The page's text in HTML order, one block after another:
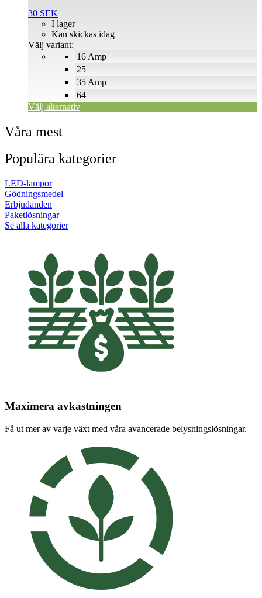
30 SEK
16 Amp
25
35 Amp
64
I lager
Kan skickas idag
Välj variant:
Välj alternativ
varianter.
olika
alternativen
Våra mest
Populära kategorier
LED-lampor
Gödningsmedel
Erbjudanden
Paketlösningar
Se alla kategorier
Maximera avkastningen
Få ut mer av varje växt med våra avancerade belysningslösningar.